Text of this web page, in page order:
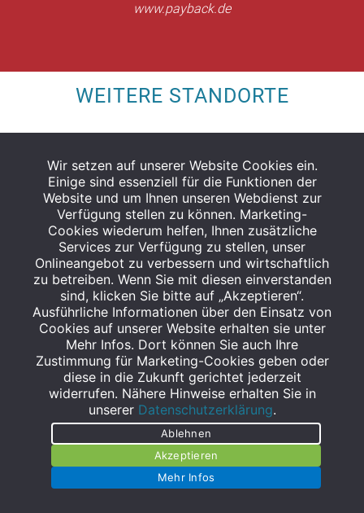
www.payback.de
WEITERE STANDORTE
STAGGENBORG - APOTHEKE IM E-CENTER A23
Ramskamp 102
25337 Elmshorn
Tel.: 04121 5797172
Fax: 04121 5797173
elmshorn@staggenborg.com
STAGGENBORG - APOTHEKE IM MARKTKAUF
Peiner Hag 1
25497 Prisdorf
Wir setzen auf unserer Website Cookies ein.
Einige sind essenziell für die Funktionen der
Website und um Ihnen unseren Webdienst zur
Verfügung stellen zu können. Marketing-
Cookies wiederum helfen, Ihnen zusätzliche
Services zur Verfügung zu stellen, unser
Onlineangebot zu verbessern und wirtschaftlich
zu betreiben. Wenn Sie mit diesen einverstanden
sind, klicken Sie bitte auf „Akzeptieren“.
Ausführliche Informationen über den Einsatz von
Cookies auf unserer Website erhalten sie unter
Mehr Infos. Dort können Sie auch Ihre
Zustimmung für Marketing-Cookies geben oder
diese in die Zukunft gerichtet jederzeit
widerrufen. Nähere Hinweise erhalten Sie in
unserer Datenschutzerklärung.
Ablehnen
Akzeptieren
Mehr Infos